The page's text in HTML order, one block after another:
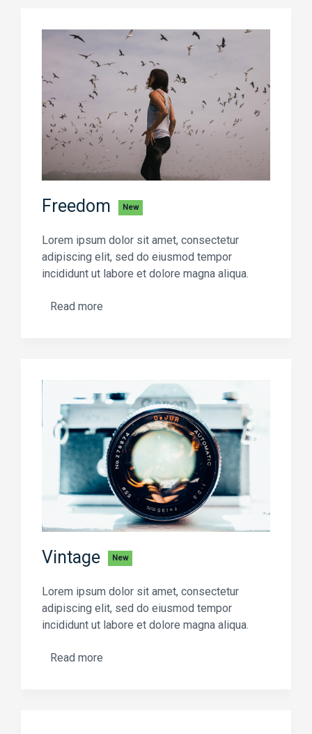
Freedom New
Lorem ipsum dolor sit amet, consectetur
adipiscing elit, sed do eiusmod tempor
incididunt ut labore et dolore magna aliqua.
Read more
Vintage New
Lorem ipsum dolor sit amet, consectetur
adipiscing elit, sed do eiusmod tempor
incididunt ut labore et dolore magna aliqua.
Read more